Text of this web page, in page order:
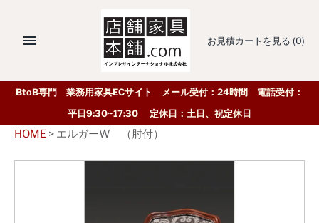
お見積カートを見る (0)
BtoB専門 業務用家具ECサイト メール受付：24時間 電話受付：
平日9:30~17:30 定休日：土日、祝定休日
HOME > エルガーW （肘付）